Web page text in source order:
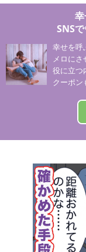
SNS
幸せを呼
メロに
役に立つ
クーポン